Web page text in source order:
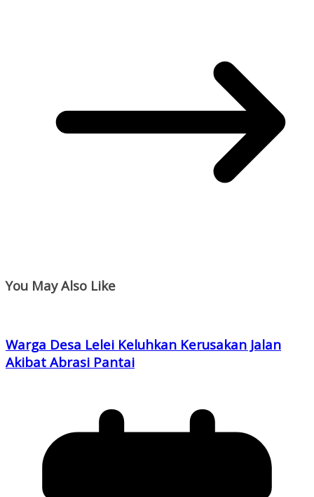
You May Also Like
Warga Desa Lelei Keluhkan Kerusakan Jalan
Akibat Abrasi Pantai